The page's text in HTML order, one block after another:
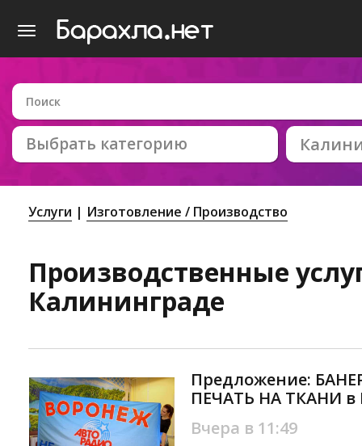
Выбрать категорию
Услуги Изготовление / Производство
Производственные
Калининграде
Предложение:
ПЕЧАТЬ НА ТКАНИ в
Вчера в 11:49